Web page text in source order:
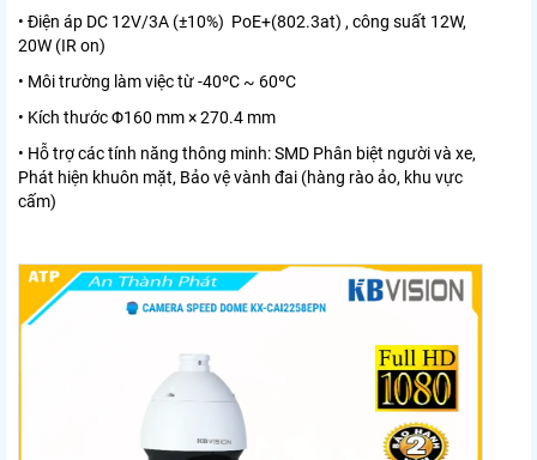
• Điện áp DC 12V/3A (±10%) PoE+(802.3at) , công suất 12W,
20W (IR on)
• Môi trường làm việc từ -40ºC ~ 60ºC
• Kích thước Φ160 mm × 270.4 mm
• Hỗ trợ các tính năng thông minh: SMD Phân biệt người và xe,
Phát hiện khuôn mặt, Bảo vệ vành đai (hàng rào ảo, khu vực
cấm)